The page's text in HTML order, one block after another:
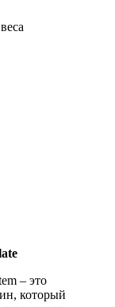
– это
который